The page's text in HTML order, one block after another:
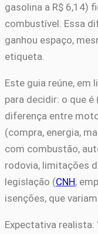
gasolina a R$ 6,14)
combustível. Essa
ganhou espaço,
etiqueta.
Este guia reúne, em
para decidir: o que
diferença entre
(compra, energia,
com combustão,
rodovia, limitações
legislação (CNH,
isenções, que
Expectativa realista: